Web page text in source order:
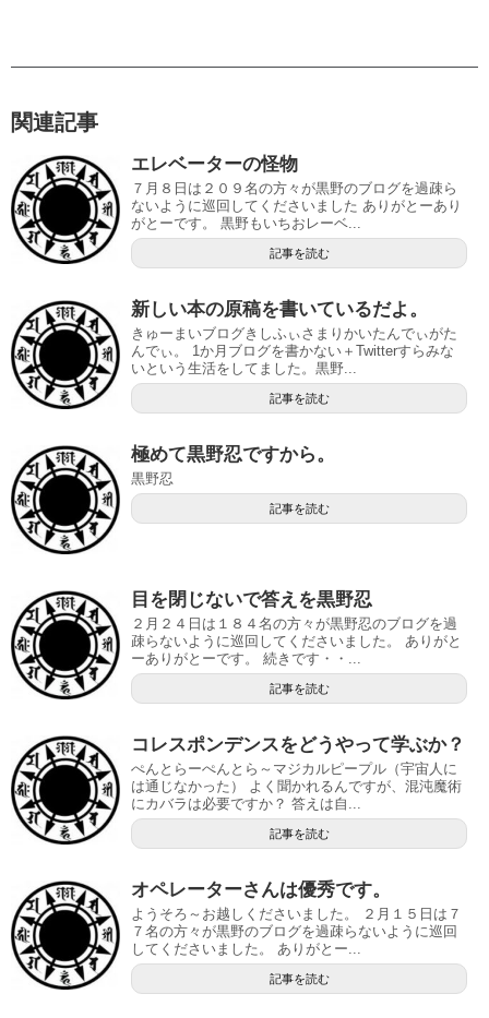
関連記事
エレベーターの怪物
７月８日は２０９名の方々が黒野のブログを過疎ら
ないように巡回してくださいました ありがとーあり
がとーです。 黒野もいちおレーベ...
記事を読む
新しい本の原稿を書いているだよ。
きゅーまいブログきしふぃさまりかいたんでぃがた
んでぃ。 1か月ブログを書かない＋Twitterすらみな
いという生活をしてました。黒野...
記事を読む
極めて黒野忍ですから。
黒野忍
記事を読む
目を閉じないで答えを黒野忍
２月２４日は１８４名の方々が黒野忍のブログを過
疎らないように巡回してくださいました。 ありがと
ーありがとーです。 続きです・・...
記事を読む
コレスポンデンスをどうやって学ぶか？
ぺんとらーぺんとら～マジカルピープル（宇宙人に
は通じなかった） よく聞かれるんですが、混沌魔術
にカバラは必要ですか？ 答えは自...
記事を読む
オペレーターさんは優秀です。
ようそろ～お越しくださいました。 ２月１５日は７
７名の方々が黒野のブログを過疎らないように巡回
してくださいました。 ありがとー...
記事を読む